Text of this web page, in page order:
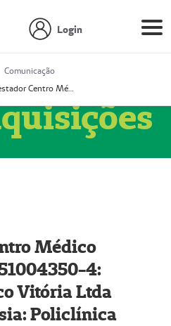
Login
Comunicação
Prestador Centro Médico Vitória Ltda, 51004350-4: Centro Médico Vitória Ltda (Nome Fantasia: Policlínica Master)
Médico
4:
Vitória Ltda
Policlínica